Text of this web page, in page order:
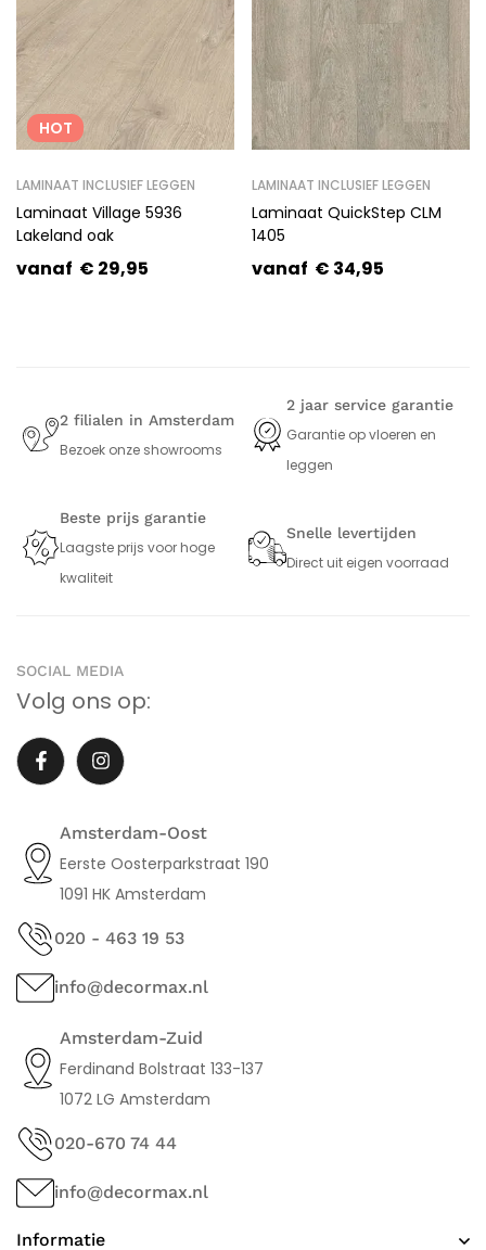
HOT
LAMINAAT INCLUSIEF LEGGEN
Laminaat Village 5936
Lakeland oak
vanaf € 29,95
LAMINAAT INCLUSIEF LEGGEN
Laminaat QuickStep CLM
1405
vanaf € 34,95
2 filialen in Amsterdam
Bezoek onze showrooms
2 jaar service garantie
Garantie op vloeren en
leggen
Beste prijs garantie
Laagste prijs voor hoge
kwaliteit
Snelle levertijden
Direct uit eigen voorraad
Amsterdam-Oost
Eerste Oosterparkstraat 190
1091 HK Amsterdam
020 - 463 19 53
info@decormax.nl
Informatie
Amsterdam-Zuid
Ferdinand Bolstraat 133-137
1072 LG Amsterdam
020-670 74 44
info@decormax.nl
SOCIAL MEDIA
Volg ons op: